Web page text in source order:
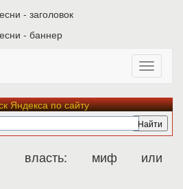
Яндекса по сайту
власть: миф или